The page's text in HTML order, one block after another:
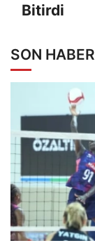
Bitirdi
SON